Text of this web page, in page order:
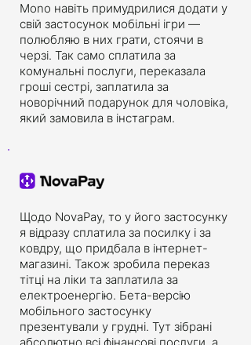
Mono навіть примудрилися додати у
свій застосунок мобільні ігри —
полюбляю в них грати, стоячи в
черзі. Так само сплатила за
комунальні послуги, переказала
гроші сестрі, заплатила за
новорічний подарунок для чоловіка,
який замовила в інстаграм.
Щодо NovaPay, то у його застосунку
я відразу сплатила за посилку і за
ковдру, що придбала в інтернет-
магазині. Також зробила переказ
тітці на ліки та заплатила за
електроенергію. Бета-версію
мобільного застосунку
презентували у грудні. Тут зібрані